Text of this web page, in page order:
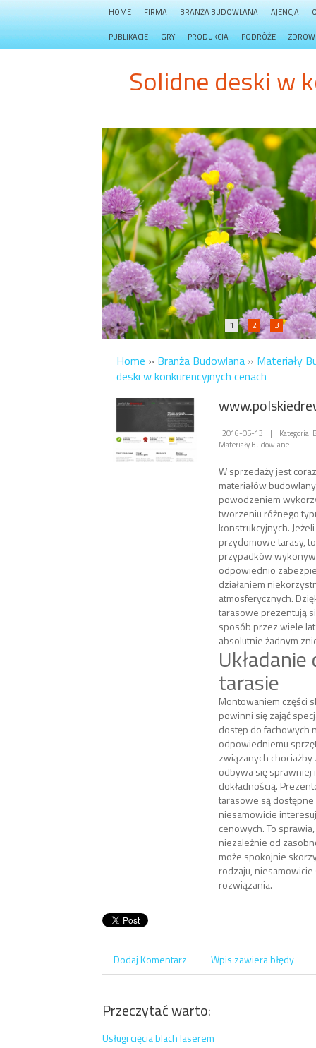
HOME FIRMA BRANŻA BUDOWLANA AJENCJA
PUBLIKACJE GRY PRODUKCJA PODRÓŻE
Solidne deski w
1 2 3
Home » Branża Budowlana » Materiały
deski w konkurencyjnych cenach
2016-05-13 |
Kategoria:
Materiały Budowlane
W sprzedaży jest
materiałów
powodzeniem
tworzeniu różnego
konstrukcyjnych.
przydomowe tarasy,
przypadków
odpowiednio
działaniem
atmosferycznych.
tarasowe prezentują
sposób przez wiele
absolutnie żadnym
tarasie
Montowaniem części
powinni się zająć
dostęp do fachowych
odpowiedniemu
związanych
odbywa się sprawniej
dokładnością.
tarasowe są
niesamowicie
cenowych. To
niezależnie od
może spokojnie
rodzaju,
rozwiązania.
Dodaj Komentarz Wpis zawiera błędy
Przeczytać warto:
Usługi cięcia blach laserem